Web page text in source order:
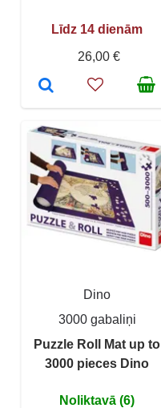
Līdz 14 dienām
26,00 €
Dino
3000 gabaliņi
Puzzle Roll Mat up to
3000 pieces Dino
Noliktavā (6)